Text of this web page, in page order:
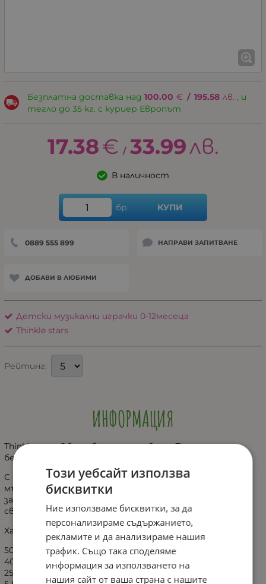
Безплатна доставка над 100.00 € / 195.58 лв. , и
тегло до 35 кг. с куриер Европът
17.38€ / 33.99лв.
В наличност
бр. КУПИ
0889 555 899 НАПРАВИ ЗАПИТВАНЕ
ДОБАВИ В ЛЮБИМИ
Детски музикални играчки 0-12месеца
Thinkle stars
Рейтинг:
ИНФОРМАЦИЯ
Thinkle stars-Образователен таблет Пътна
безопасност
С образователния таблет от Thinkle Star вашето
мъниче ще може да се забавлява и да научи правилата
за движение на пътя. След това, то може да провери
своите знания, пускайки режим игра.
Характеристики:
50 забавни звуци и думи;
40 правила, пътни знаци и превозни средства;
25 игри и въпроси;
Този уебсайт използва
бисквитки
Ние използваме бисквитки, за да
персонализираме съдържанието,
рекламите и да анализираме нашия
трафик. Също така споделяме
информация за използването на
нашия сайт от ваша страна с нашите